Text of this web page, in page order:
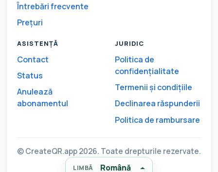
Întrebări frecvente
Prețuri
ASISTENȚĂ
Contact
Status
Anulează
abonamentul
JURIDIC
Politica de
confidențialitate
Termenii și condițiile
Declinarea răspunderii
Politica de rambursare
© CreateQR.app 2026. Toate drepturile rezervate.
LIMBĂ Română